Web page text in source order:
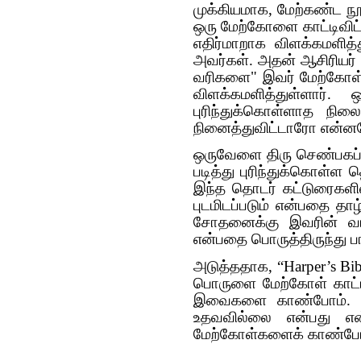
முக்கியமாக, மேற்கண்ட
ஒரு மேற்கோளை
எதிர்மாறாக
அவர்கள். அதன் ஆசிரியர்
வரிகளை" இவர் மேற்கோள்
விளக்கமளித்துள்ளார்.
புரிந்துக்கொள்ளாத
நினைத்துவிட்டாரோ
ஒருவேளை திரு
படித்து
இந்த தொடர்
புடமிடப்படும் என்பதை
சோதனைக்கு இவரின்
என்பதை பொருத்திருந்து
அடுத்ததாக, “Harper’s
பொருளை மேற்கோள்
இவைகளை காண்போம்.
உதவவில்லை என்பது
மேற்கோள்களைக்